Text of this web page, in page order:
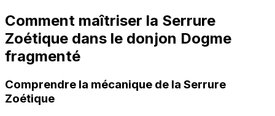
Comment maîtriser la Serrure
Zoétique dans le donjon Dogme
fragmenté
Comprendre la mécanique de la Serrure
Zoétique